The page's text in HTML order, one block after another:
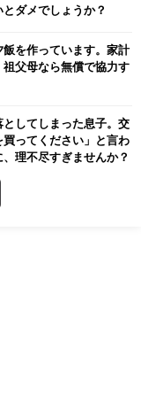
ダメでしょうか？
を作っています。家計
父母なら無償で協力す
してしまった息子。交
ってください」と言わ
理不尽すぎませんか？